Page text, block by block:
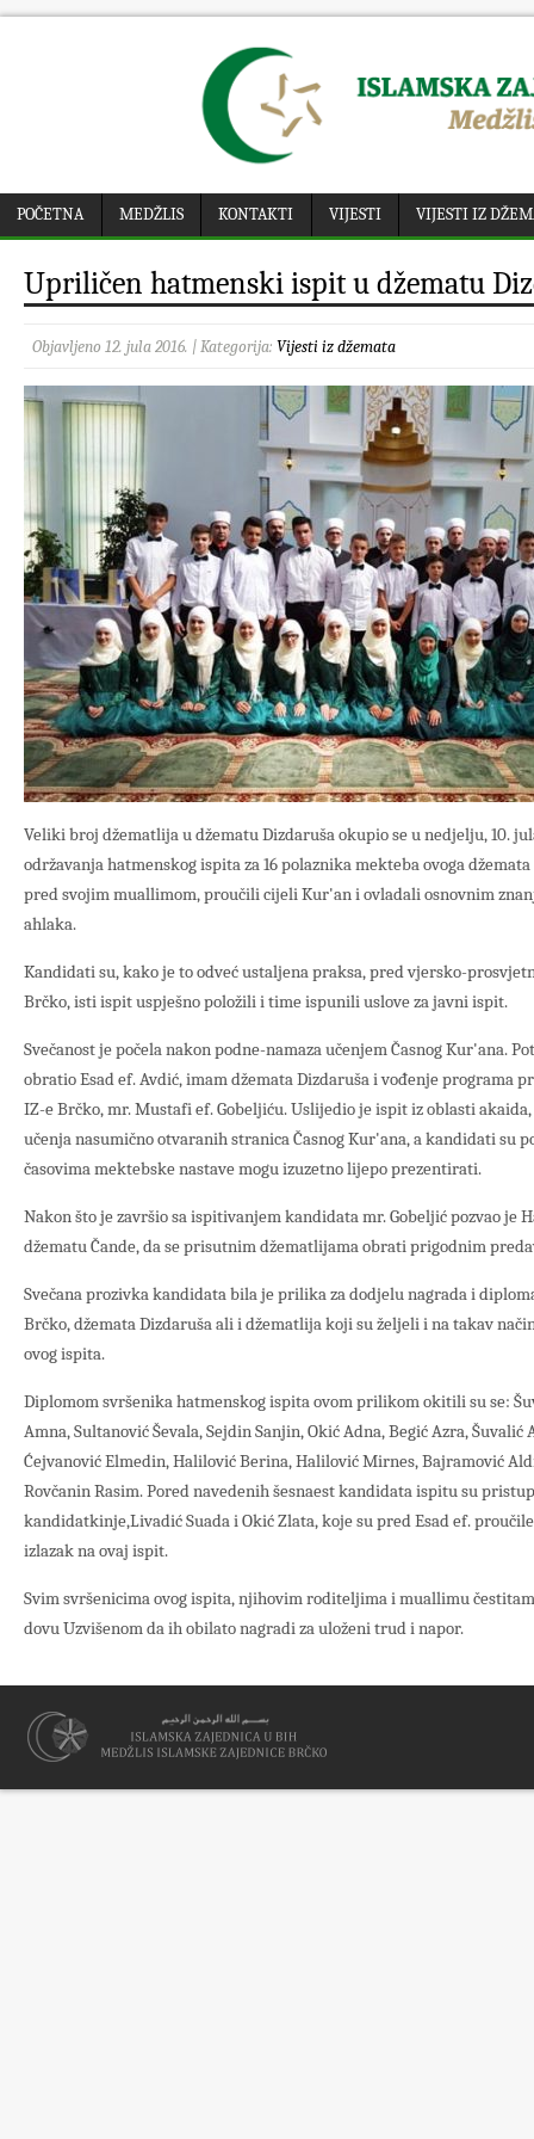
POČETNA MEDŽLIS KONTAKTI VIJESTI VIJESTI IZ
Upriličen hatmenski ispit u džematu
Objavljeno 12. jula 2016. | Kategorija: Vijesti iz džemata
Veliki broj džematlija u džematu Dizdaruša okupio se u nedjelju, 10.
održavanja hatmenskog ispita za 16 polaznika mekteba ovoga
pred svojim muallimom, proučili cijeli Kur'an i ovladali osnovnim
ahlaka.
Kandidati su, kako je to odveć ustaljena praksa, pred vjersko-
Brčko, isti ispit uspješno položili i time ispunili uslove za javni ispit.
Svečanost je počela nakon podne-namaza učenjem Časnog Kur'ana.
obratio Esad ef. Avdić, imam džemata Dizdaruša i vođenje programa
IZ-e Brčko, mr. Mustafi ef. Gobeljiću. Uslijedio je ispit iz oblasti
učenja nasumično otvaranih stranica Časnog Kur'ana, a kandidati su
časovima mektebske nastave mogu izuzetno lijepo prezentirati.
Nakon što je završio sa ispitivanjem kandidata mr. Gobeljić pozvao je
džematu Čande, da se prisutnim džematlijama obrati prigodnim
Svečana prozivka kandidata bila je prilika za dodjelu nagrada i
Brčko, džemata Dizdaruša ali i džematlija koji su željeli i na takav
ovog ispita.
Diplomom svršenika hatmenskog ispita ovom prilikom okitili su se:
Amna, Sultanović Ševala, Sejdin Sanjin, Okić Adna, Begić Azra, Šuvalić
Ćejvanović Elmedin, Halilović Berina, Halilović Mirnes, Bajramović
Rovčanin Rasim. Pored navedenih šesnaest kandidata ispitu su
kandidatkinje,Livadić Suada i Okić Zlata, koje su pred Esad ef.
izlazak na ovaj ispit.
Svim svršenicima ovog ispita, njihovim roditeljima i muallimu
dovu Uzvišenom da ih obilato nagradi za uloženi trud i napor.